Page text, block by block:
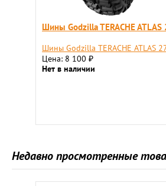
Шины Godzilla TERACHE
Шины Godzilla TERACHE ATLAS
Цена: 8 100 ₽
Нет в наличии
Недавно просмотренные